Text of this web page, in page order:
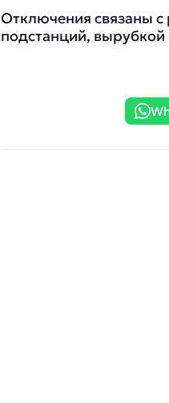
Отключения связаны
подстанций,